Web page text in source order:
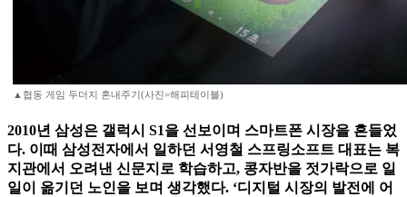
▲협동 게임 두더지 혼내주기(사진=해피테이블)
2010년 삼성은 갤럭시 S1을 선보이며 스마트폰 시장을 흔들었
다. 이때 삼성전자에서 일하던 서영철 스프링소프트 대표는 복
지관에서 오려낸 신문지로 학습하고, 콩자반을 젓가락으로 일
일이 옮기던 노인을 보며 생각했다. ‘디지털 시장의 발전에 어